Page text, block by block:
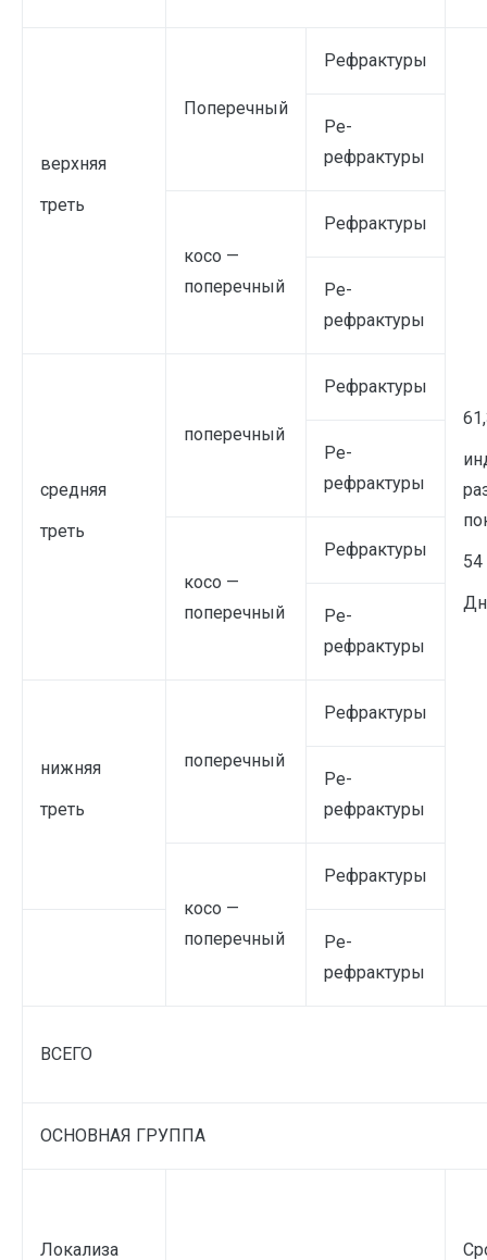
верхняя
треть
Поперечный
Рефрактуры
54
Ре-
рефрактуры
косо —
поперечный
Рефрактуры
Ре-
рефрактуры
средняя
треть
поперечный
Рефрактуры
Ре-
рефрактуры
косо —
поперечный
Рефрактуры
Ре-
рефрактуры
нижняя
треть
поперечный
Рефрактуры
Ре-
рефрактуры
косо —
поперечный
Рефрактуры
Ре-
рефрактуры
ВСЕГО
ОСНОВНАЯ ГРУППА
Локализа